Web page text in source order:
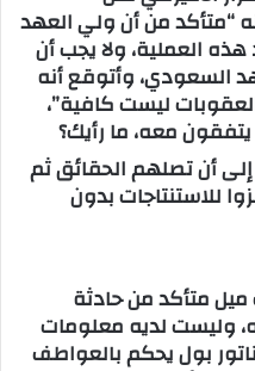
“متأكد من أن ولي العهد
العملية، ولا يجب أن
السعودي، وأتوقع أنه
ليست كافية”،
يتفقون معه، ما رأيك؟
أن تصلهم الحقائق ثم
للاستنتاجات بدون
شخص يبعد 6 آلاف ميل متأكد من حادثة
ميل عنه، وليست لديه معلومات
بول يحكم بالعواطف